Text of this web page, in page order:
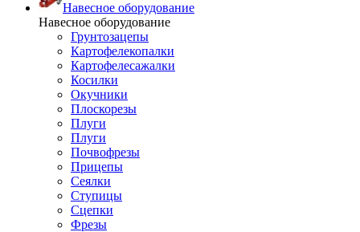
Навесное оборудование
Навесное оборудование
Грунтозацепы
Картофелекопалки
Картофелесажалки
Косилки
Окучники
Плоскорезы
Плуги
Плуги
Почвофрезы
Прицепы
Сеялки
Ступицы
Сцепки
Фрезы